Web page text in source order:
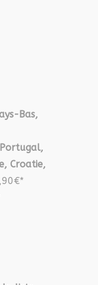
Bas,
Portugal,
Croatie,